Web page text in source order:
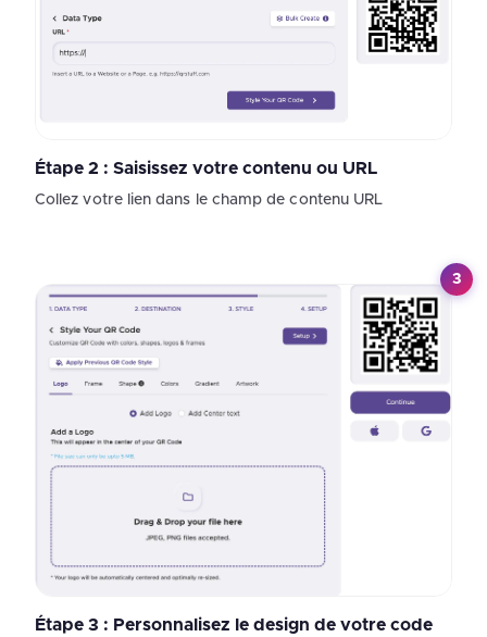
Étape 2 : Saisissez votre contenu ou URL
Collez votre lien dans le champ de contenu URL
3
Étape 3 : Personnalisez le design de votre code